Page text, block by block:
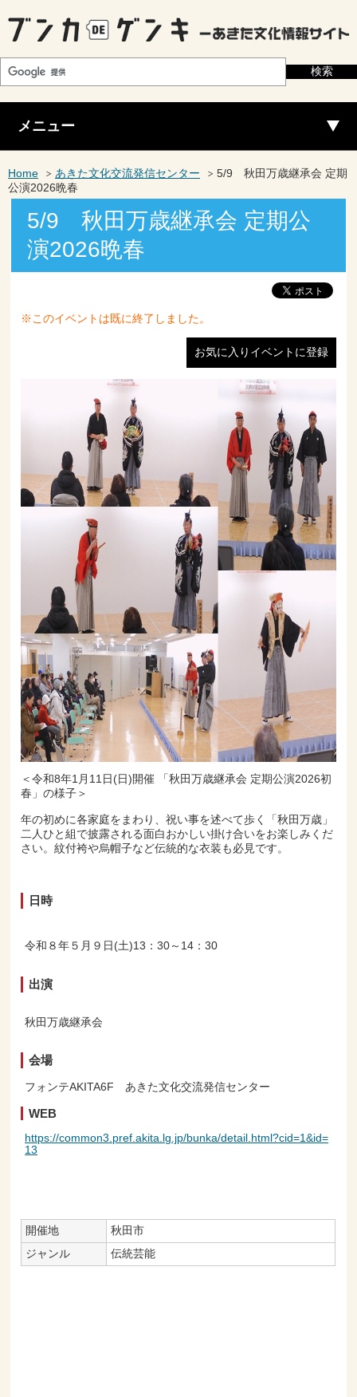
メニュー
Home あきた文化交流発信センター
5/9 秋田万歳継承会 定期
公演2026晩春
5/9 秋田万歳継承会 定期公
演2026晩春
※このイベントは既に終了しました。
お気に入りイベントに登録
＜令和8年1月11日(日)開催 「秋田万歳継承会 定期公演2026初
春」の様子＞
年の初めに各家庭をまわり、祝い事を述べて歩く「秋田万歳」
二人ひと組で披露される面白おかしい掛け合いをお楽しみくだ
さい。紋付袴や烏帽子など伝統的な衣装も必見です。
日時
令和８年５月９日(土)13：30～14：30
出演
秋田万歳継承会
会場
フォンテAKITA6F あきた文化交流発信センター
WEB
https://common3.pref.akita.lg.jp/bunka/detail.html?cid=1&id=
13
開催地
秋田市
ジャンル
伝統芸能